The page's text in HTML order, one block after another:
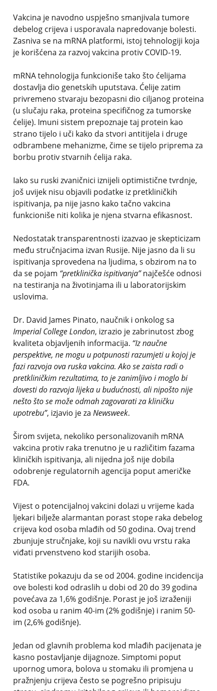
Vakcina je navodno uspješno smanjivala tumore
debelog crijeva i usporavala napredovanje bolesti.
Zasniva se na mRNA platformi, istoj tehnologiji koja
je korišćena za razvoj vakcina protiv COVID-19.
mRNA tehnologija funkcioniše tako što ćelijama
dostavlja dio genetskih uputstava. Ćelije zatim
privremeno stvaraju bezopasni dio ciljanog proteina
(u slučaju raka, proteina specifičnog za tumorske
ćelije). Imuni sistem prepoznaje taj protein kao
strano tijelo i uči kako da stvori antitijela i druge
odbrambene mehanizme, čime se tijelo priprema za
borbu protiv stvarnih ćelija raka.
Iako su ruski zvaničnici iznijeli optimistične tvrdnje,
još uvijek nisu objavili podatke iz pretkliničkih
ispitivanja, pa nije jasno kako tačno vakcina
funkcioniše niti kolika je njena stvarna efikasnost.
Nedostatak transparentnosti izazvao je skepticizam
među stručnjacima izvan Rusije. Nije jasno da li su
ispitivanja sprovedena na ljudima, s obzirom na to
da se pojam “pretklinička ispitivanja”najčešće odnosi
na testiranja na životinjama ili u laboratorijskim
uslovima.
Dr. David James Pinato, naučnik i onkolog sa
Imperial College London, izrazio je zabrinutost zbog
kvaliteta objavljenih informacija. “Iz naučne
perspektive, ne mogu u potpunosti razumjeti u kojoj je
fazi razvoja ova ruska vakcina. Ako se zaista radi o
pretkliničkim rezultatima, to je zanimljivo i moglo bi
dovesti do razvoja lijeka u budućnosti, ali nipošto nije
nešto što se može odmah zagovarati za kliničku
upotrebu”, izjavio je za Newsweek.
Širom svijeta, nekoliko personalizovanih mRNA
vakcina protiv raka trenutno je u različitim fazama
kliničkih ispitivanja, ali nijedna još nije dobila
odobrenje regulatornih agencija poput američke
FDA.
Vijest o potencijalnoj vakcini dolazi u vrijeme kada
ljekari bilježe alarmantan porast stope raka debelog
crijeva kod osoba mlađih od 50 godina. Ovaj trend
zbunjuje stručnjake, koji su navikli ovu vrstu raka
viđati prvenstveno kod starijih osoba.
Statistike pokazuju da se od 2004. godine incidencija
ove bolesti kod odraslih u dobi od 20 do 39 godina
povećava za 1,6% godišnje. Porast je još izraženiji
kod osoba u ranim 40-im (2% godišnje) i ranim 50-
im (2,6% godišnje).
Jedan od glavnih problema kod mlađih pacijenata je
kasno postavljanje dijagnoze. Simptomi poput
upornog umora, bolova u stomaku ili promjena u
pražnjenju crijeva često se pogrešno pripisuju